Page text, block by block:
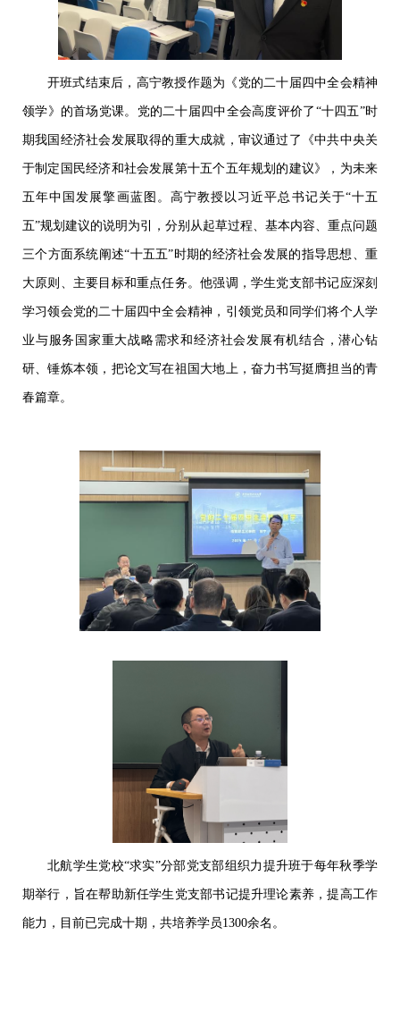
开班式结束后，高宁教授作题为《党的二十届四中全会精神
领学》的首场党课。党的二十届四中全会高度评价了“十四五”时
期我国经济社会发展取得的重大成就，审议通过了《中共中央关
于制定国民经济和社会发展第十五个五年规划的建议》，为未来
五年中国发展擎画蓝图。高宁教授以习近平总书记关于“十五
五”规划建议的说明为引，分别从起草过程、基本内容、重点问题
三个方面系统阐述“十五五”时期的经济社会发展的指导思想、重
大原则、主要目标和重点任务。他强调，学生党支部书记应深刻
学习领会党的二十届四中全会精神，引领党员和同学们将个人学
业与服务国家重大战略需求和经济社会发展有机结合，潜心钻
研、锤炼本领，把论文写在祖国大地上，奋力书写挺膺担当的青
春篇章。
北航学生党校“求实”分部党支部组织力提升班于每年秋季学
期举行，旨在帮助新任学生党支部书记提升理论素养，提高工作
能力，目前已完成十期，共培养学员1300余名。